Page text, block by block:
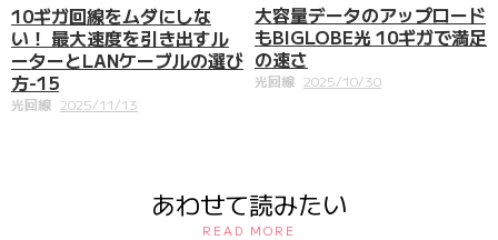
10ギガ回線をムダにしな
い！ 最大速度を引き出すル
ーターとLANケーブルの選び
方-15
光回線 2025/11/13
大容量データのアップロード
もBIGLOBE光 10ギガで満足
の速さ
光回線 2025/10/30
あわせて読みたい
READ MORE